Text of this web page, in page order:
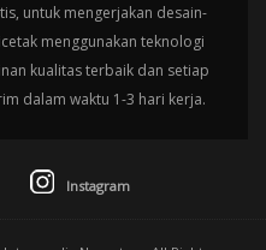
untuk mengerjakan desain-
menggunakan teknologi
kualitas terbaik dan setiap
dalam waktu 1-3 hari kerja.
Instagram